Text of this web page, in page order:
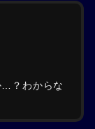
…？わからな